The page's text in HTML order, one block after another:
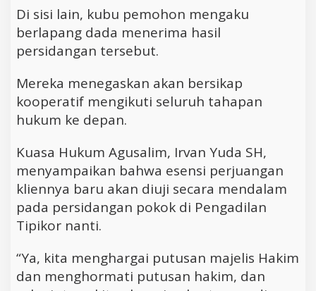
Di sisi lain, kubu pemohon mengaku
berlapang dada menerima hasil
persidangan tersebut.
Mereka menegaskan akan bersikap
kooperatif mengikuti seluruh tahapan
hukum ke depan.
Kuasa Hukum Agusalim, Irvan Yuda SH,
menyampaikan bahwa esensi perjuangan
kliennya baru akan diuji secara mendalam
pada persidangan pokok di Pengadilan
Tipikor nanti.
“Ya, kita menghargai putusan majelis Hakim
dan menghormati putusan hakim, dan